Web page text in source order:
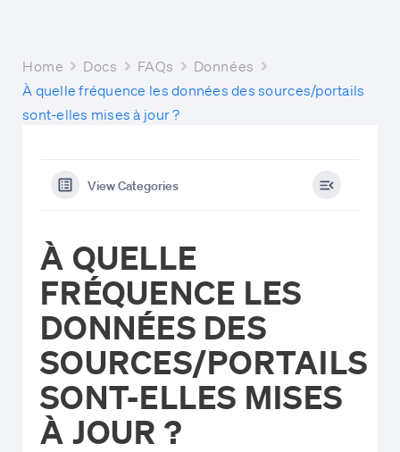
Home Docs FAQs
Données
À quelle fréquence les données des sources/portails
sont-elles mises à jour ?
View Categories
À QUELLE
FRÉQUENCE LES
DONNÉES DES
SOURCES/PORTAILS
SONT-ELLES MISES
À JOUR ?